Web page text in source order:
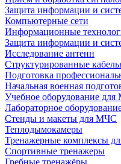
Защита информации и
Компьютерные сети
Информационные
Защита информации и
Исследование антенн
Структурированные
Подготовка
Начальная военная
Учебное оборудование
Лабораторное
Стенды и макеты для МЧС
Теплодымокамеры
Тренажерные комплексы
Спортивные тренажеры
Гребные тренажёры